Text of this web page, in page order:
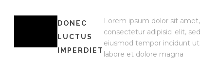
DONEC
LUCTUS
IMPERDIET
Lorem ipsum dolor sit amet,
consectetur adipisici elit, sed
eiusmod tempor incidunt ut
labore et dolore magna